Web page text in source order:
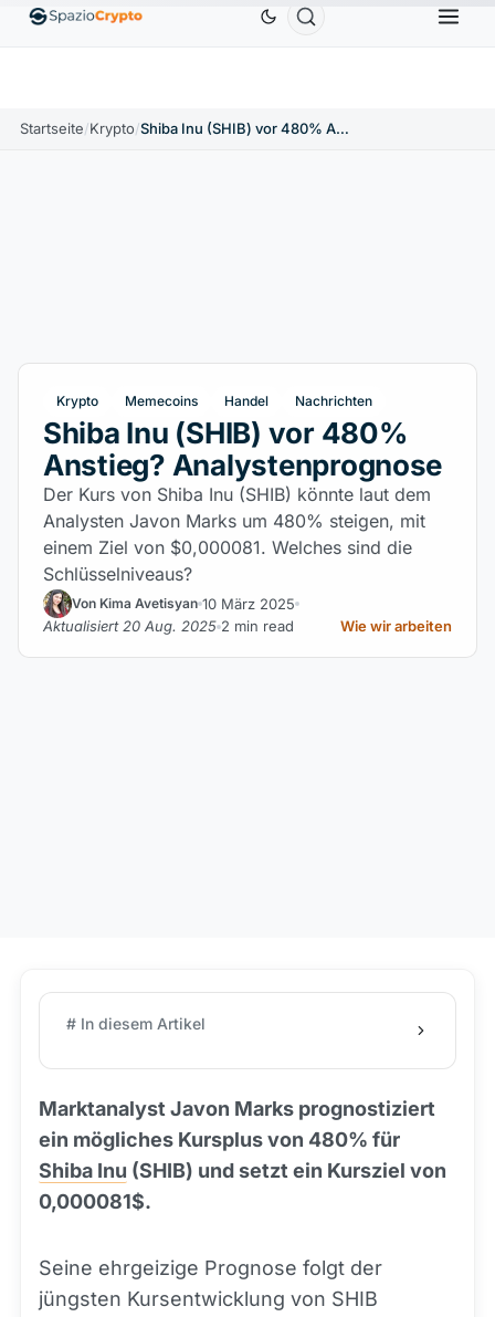
EthereumETH1.880,58 $ Tether USDT BNBBNB
Startseite/Krypto/ Shiba Inu (SHIB) vor 480% Anstieg? Analystenprognose
Krypto Memecoins Handel Nachrichten
Shiba Inu (SHIB) vor 480%
Anstieg? Analystenprognose
Der Kurs von Shiba Inu (SHIB) könnte laut dem
Analysten Javon Marks um 480% steigen, mit
einem Ziel von $0,000081. Welches sind die
Schlüsselniveaus?
Von Kima Avetisyan 10 März 2025
Aktualisiert 20 Aug. 2025 2 min read Wie wir arbeiten
# In diesem Artikel
Marktanalyst Javon Marks prognostiziert
ein mögliches Kursplus von 480% für
Shiba Inu (SHIB) und setzt ein Kursziel von
0,000081$.
Seine ehrgeizige Prognose folgt der
jüngsten Kursentwicklung von SHIB